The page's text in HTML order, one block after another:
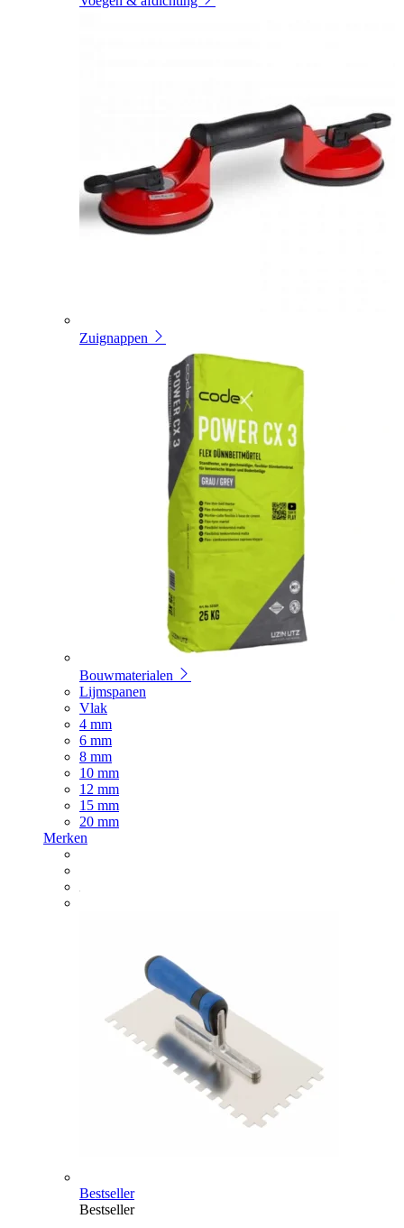
Zuignappen
Bouwmaterialen
Lijmspanen
Vlak
4 mm
6 mm
8 mm
10 mm
12 mm
15 mm
20 mm
Merken
Bestseller
Bestseller